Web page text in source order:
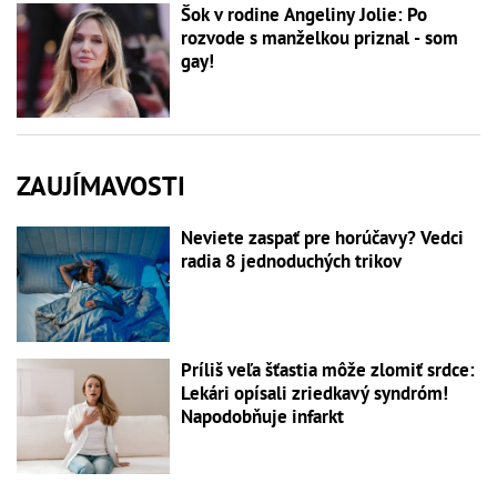
Šok v rodine Angeliny Jolie: Po
rozvode s manželkou priznal - som
gay!
ZAUJÍMAVOSTI
Neviete zaspať pre horúčavy? Vedci
radia 8 jednoduchých trikov
Príliš veľa šťastia môže zlomiť srdce:
Lekári opísali zriedkavý syndróm!
Napodobňuje infarkt